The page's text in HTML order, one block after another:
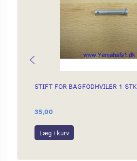
STIFT FOR BAGFODHVILER 1 STK
35,00
Læg i kurv